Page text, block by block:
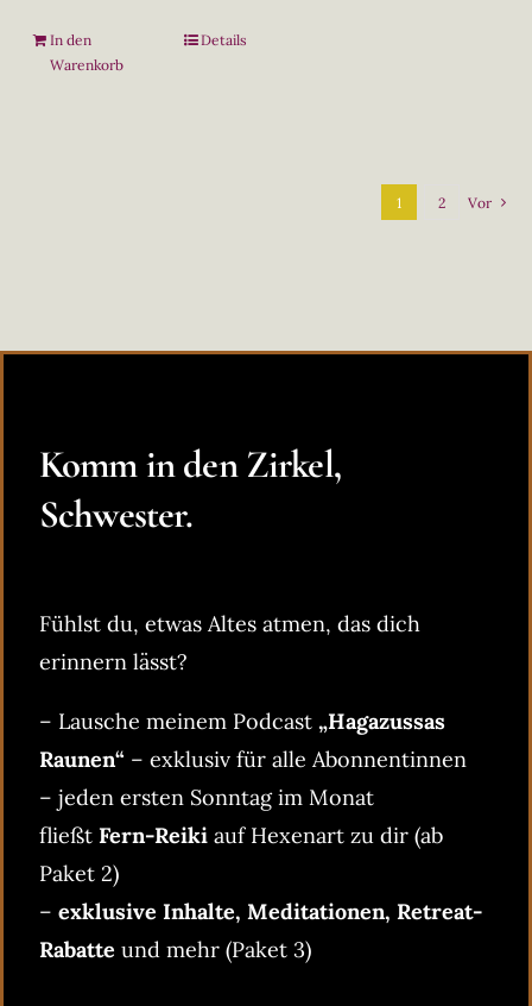
In den
Warenkorb
Details
1 2 Vor
Komm in den Zirkel,
Schwester.
Fühlst du, etwas Altes atmen, das dich
erinnern lässt?
– Lausche meinem Podcast „Hagazussas
Raunen“ – exklusiv für alle Abonnentinnen
– jeden ersten Sonntag im Monat
fließt Fern-Reiki auf Hexenart zu dir (ab
Paket 2)
– exklusive Inhalte, Meditationen, Retreat-
Rabatte und mehr (Paket 3)